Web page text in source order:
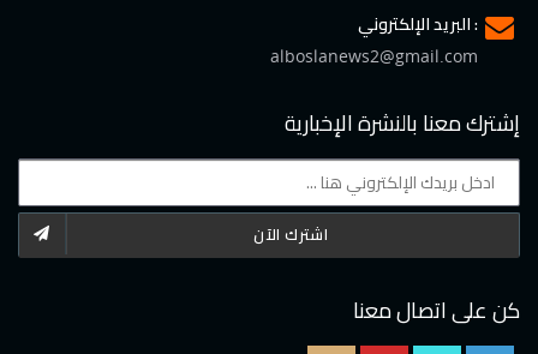
البريد الإلكتروني :
alboslanews2@gmail.com
إشترك معنا بالنشرة الإخبارية
اشترك الآن
كن على اتصال معنا